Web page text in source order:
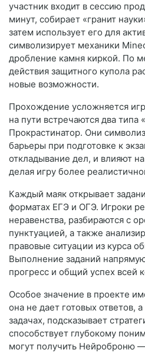
участник входит в сессию
минут, собирает «гранит
затем использует его для
символизирует механики
дробление камня киркой. По
действия защитного купола
новые возможности.
Прохождение усложняется
на пути встречаются два
Прокрастинатор. Они
барьеры при подготовке к
откладывание дел, и влияют
делая игру более
Каждый маяк открывает
форматах ЕГЭ и ОГЭ. Игроки
неравенства, разбираются с
пунктуацией, а также
правовые ситуации из курса
Выполнение заданий
прогресс и общий успех всей
Особое значение в проекте
она не дает готовых ответов,
задачах, подсказывает
способствует глубокому
могут получить Нейроброню